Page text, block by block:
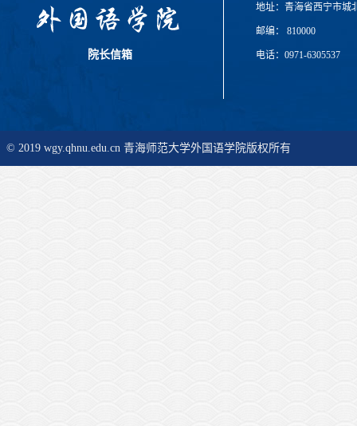
院长信箱
地址：青海省西宁市城
邮编： 810000
电话：0971-6305537
© 2019 wgy.qhnu.edu.cn 青海师范大学外国语学院版权所有